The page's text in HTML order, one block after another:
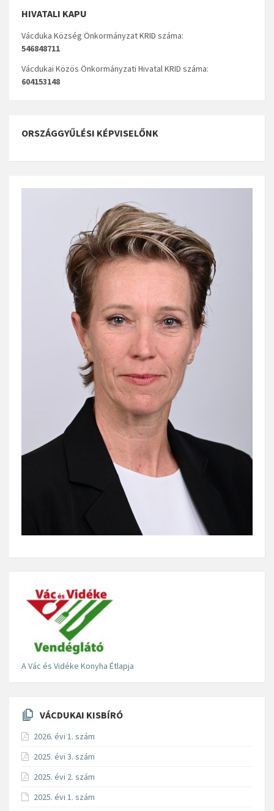
HIVATALI KAPU
Vácduka Község Önkormányzat KRID száma:
546848711
Vácdukai Közös Önkormányzati Hivatal KRID száma:
604153148
ORSZÁGGYŰLÉSI KÉPVISELŐNK
A Vác és Vidéke Konyha Étlapja
VÁCDUKAI KISBÍRÓ
2026. évi 1. szám
2025. évi 3. szám
2025. évi 2. szám
2025. évi 1. szám